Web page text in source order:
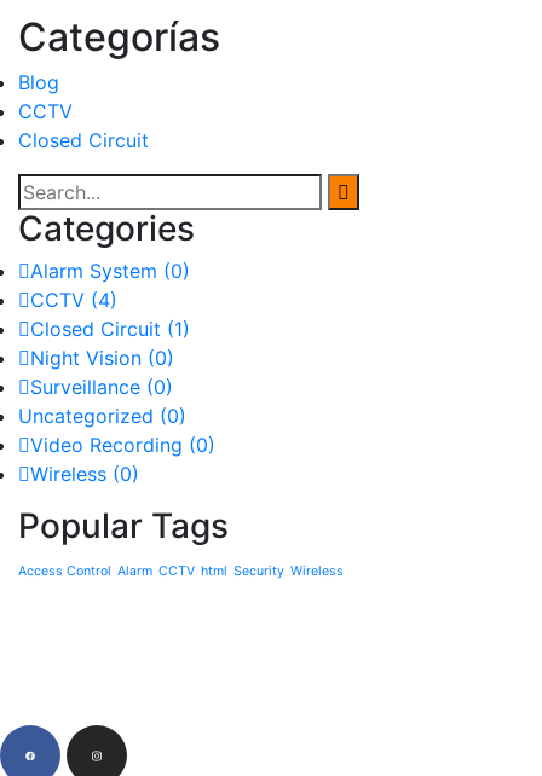
Categorías
Blog
CCTV
Closed Circuit
Categories
Alarm System (0)
CCTV (4)
Closed Circuit (1)
Night Vision (0)
Surveillance (0)
Uncategorized (0)
Video Recording (0)
Wireless (0)
Popular Tags
Access Control Alarm CCTV html Security Wireless